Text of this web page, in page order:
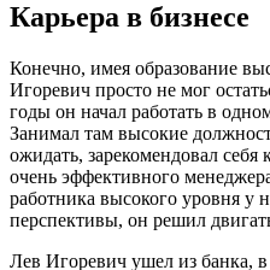
Карьера в бизнесе
Конечно, имея образование
Игоревич просто не мог
годы он начал работать в
Занимал там высокие
ожидать, зарекомендовал
очень эффективного
работника высокого уровня у
перспективы, он решил
Лев Игоревич ушел из банка, в